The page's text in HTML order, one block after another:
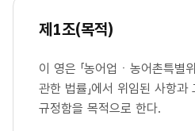
제1조(목적)
이 영은 「농어업ㆍ농어촌특별
관한 법률」에서 위임된 사항
규정함을 목적으로 한다.